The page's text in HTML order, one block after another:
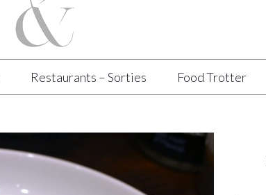
Restaurants – Sorties Food Trotter